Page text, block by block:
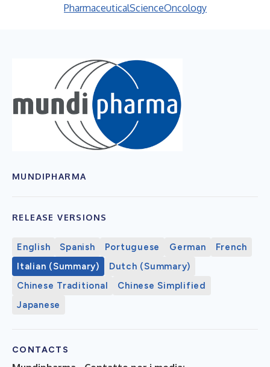
PharmaceuticalScienceOncology
MUNDIPHARMA
RELEASE VERSIONS
English Spanish Portuguese German
French
Italian (Summary)
Dutch (Summary)
Chinese Traditional
Chinese Simplified
Japanese
CONTACTS